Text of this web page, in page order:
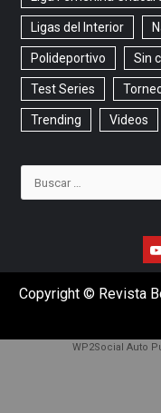
Ligas del Interior
Polideportivo Sin
Test Series
Trending Videos
Copyright © Revista
WP2Social Auto